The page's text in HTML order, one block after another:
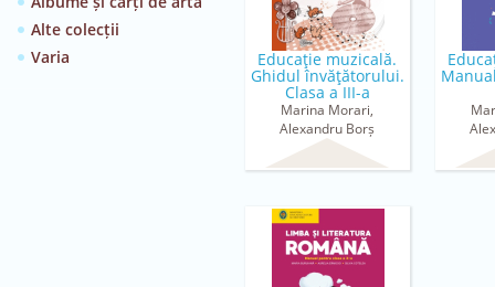
Alte colecții
Varia
Educaţie muzicală.
Ghidul învăţătorului.
Clasa a III-a
Marina Morari,
Alexandru Borș